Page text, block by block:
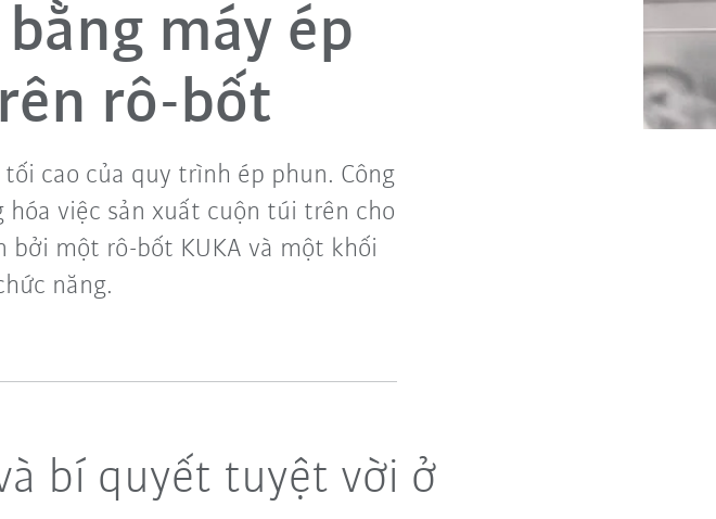
máy ép
rô-bốt
cao của quy trình ép phun. Công
việc sản xuất cuộn túi trên cho
một rô-bốt KUKA và một khối
năng.
bí quyết tuyệt vời ở